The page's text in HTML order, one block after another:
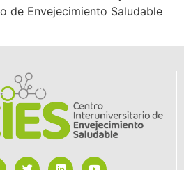
de Envejecimiento Saludable